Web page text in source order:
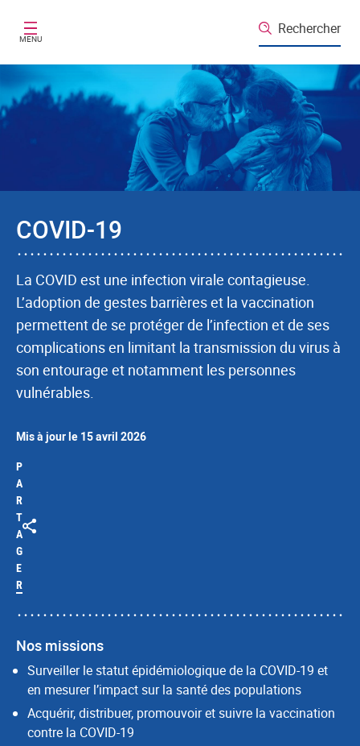
MENU
Rechercher
COVID-19
La COVID est une infection virale contagieuse.
L’adoption de gestes barrières et la vaccination
permettent de se protéger de l’infection et de ses
complications en limitant la transmission du virus à
son entourage et notamment les personnes
vulnérables.
Mis à jour le 15 avril 2026
P
A
R
T
A
G
E
R
Nos missions
Surveiller le statut épidémiologique de la COVID-19 et
en mesurer l’impact sur la santé des populations
Acquérir, distribuer, promouvoir et suivre la vaccination
contre la COVID-19